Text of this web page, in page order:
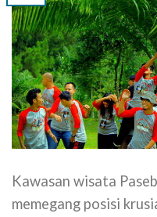
Kawasan wisata
memegang posisi